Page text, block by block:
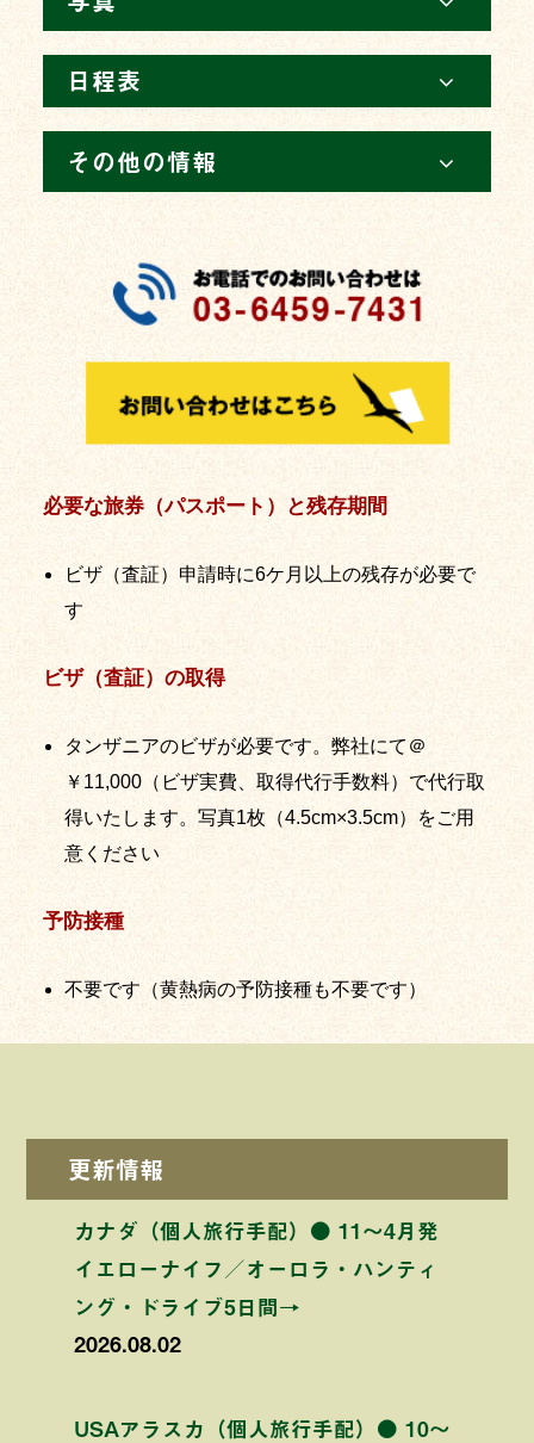
日程表
その他の情報
必要な旅券（パスポート）と残存期間
ビザ（査証）申請時に6ケ月以上の残存が必要で
す
ビザ（査証）の取得
タンザニアのビザが必要です。弊社にて＠
￥11,000（ビザ実費、取得代行手数料）で代行取
得いたします。写真1枚（4.5cm×3.5cm）をご用
意ください
予防接種
不要です（黄熱病の予防接種も不要です）
更新情報
カナダ（個人旅行手配）● 11〜4月発
イエローナイフ／オーロラ・ハンティ
ング・ドライブ5日間→
2026.08.02
USAアラスカ（個人旅行手配）● 10〜